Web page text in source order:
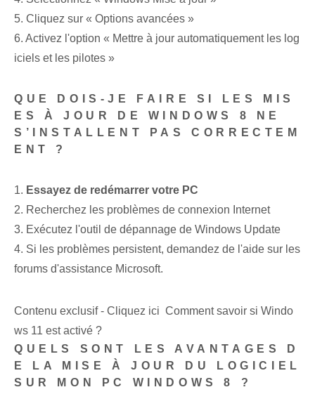
5. Cliquez sur « Options avancées »
6. Activez l'option « Mettre à jour automatiquement les log
iciels et les pilotes »
QUE DOIS-JE FAIRE SI LES MIS
ES À JOUR DE WINDOWS 8 NE
S’INSTALLENT PAS CORRECTEM
ENT ?
1. Essayez de redémarrer votre PC
2. Recherchez les problèmes de connexion Internet
3. Exécutez l'outil de dépannage de Windows Update
4. Si les problèmes persistent, demandez de l'aide sur les
forums d'assistance Microsoft.
Contenu exclusif - Cliquez ici Comment savoir si Windo
ws 11 est activé ?
QUELS SONT LES AVANTAGES D
E LA MISE À JOUR DU LOGICIEL
SUR MON PC WINDOWS 8 ?